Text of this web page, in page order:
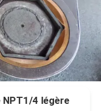
NPT1/4 légère